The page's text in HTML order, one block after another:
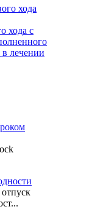
хода с
лечении